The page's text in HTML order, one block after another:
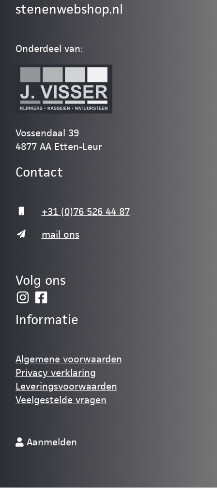
stenenwebshop.nl
Onderdeel van:
Vossendaal 39
4877 AA Etten-Leur
Contact
+31 (0)76 526 44 87
mail ons
Volg ons
Informatie
Algemene voorwaarden
Privacy verklaring
Leveringsvoorwaarden
Veelgestelde vragen
Aanmelden